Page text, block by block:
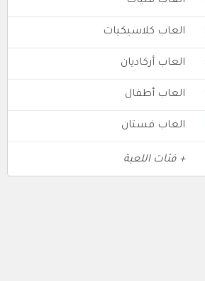
العاب كلاسيكيات
العاب أركاديان
العاب أطفال
العاب فستان
+ فئات اللعبة